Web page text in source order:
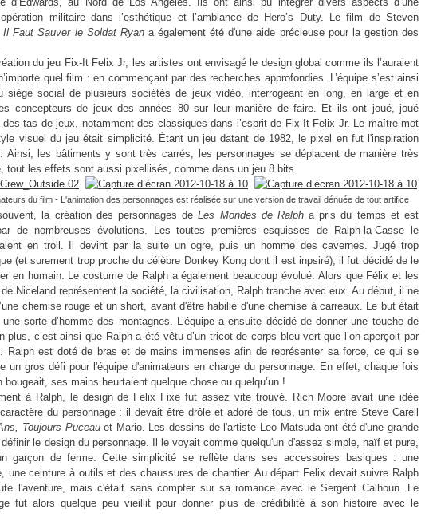
militaire dans l’esthétique et l’ambiance de Hero’s Duty. Le film de Steven
Il Faut Sauver le Soldat Ryana également été d'une aide précieuse pour la gestion des
du jeu Fix-It Felix Jr, les artistes ont envisagé le design globalcomme ils l’auraient
quel film : en commençant par des recherches approfondies. L’équipe s’est ainsi
siège social de plusieurs sociétésde jeux vidéo, interrogeant en long, en large et en
concepteursde jeux des années 80 sur leur manière de faire. Et ils ont joué, joué
des tas de jeux, notamment des classiques dans l’esprit de Fix-It Felix Jr. Le maître mot
visuel du jeu était simplicité. Étant un jeu datant de 1982, le pixel en fut l'inspiration
Ainsi, les bâtiments y sont très carrés, les personnages se déplacent de manière très
tout les effets sont aussi pixellisés, comme dans un jeu 8 bits.
du film - L'animation des personnages est réalisée sur une version de travail dénuée de tout artifice
la création des personnages deLes Mondes de Ralpha pris du temps et est
de nombreuses évolutions. Les toutes premières esquisses de Ralph-la-Casse le
en troll. Il devint par la suite un ogre, puis un homme des cavernes. Jugé trop
(et surement trop proche du célèbre Donkey Kong dont il est inpsiré), il fut décidé de le
en humain. Le costume de Ralph a également beaucoup évolué. Alors que Félix et les
de Niceland représentent la société, la civilisation, Ralph tranche avec eux. Au début, il ne
chemise rouge et un short, avant d'être habillé d'une chemise à carreaux. Le but était
sorte d’homme des montagnes. L’équipe a ensuite décidé de donner une touche de
plus, c’est ainsi que Ralph a été vêtu d’un tricot de corps bleu-vert que l’on aperçoit par
. Ralph est doté de bras et de mains immenses afin de représenter sa force, ce qui se
un gros défi pour l'équipe d'animateurs en charge du personnage. En effet, c haque fois
bougeait, ses mains heurtaient quelque chose ou quelqu’un !
à Ralph, le design de Felix Fixe fut assez vite trouvé. Rich Moore avait une idée
du personnage : il devait être drôle et adoré de tous, un mix entre Steve Carell
Toujours Puceauet Mario. Les dessins de l'artiste Leo Matsuda ont été d'une grande
le design du personnage. Il le voyait comme quelqu'un d'assez simple, naïf et pure,
garçon de ferme. Cette simplicité se reflète dans ses accessoires basiques : une
une ceinture à outils et des chaussures de chantier. Au départ Felix devait suivre Ralph
l'aventure, mais c'était sans compter sur sa romance avec le Sergent Calhoun. Le
fut alors quelque peu vieillit pour donner plus de crédibilité à son histoire avec le